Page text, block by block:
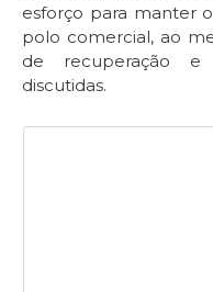
esforço para manter
polo comercial, ao
de recuperação e
discutidas.